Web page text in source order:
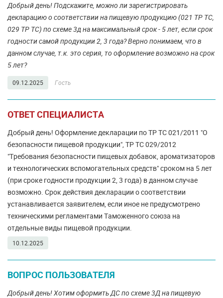
Добрый день! Подскажите, можно ли зарегистрировать
декларацию о соответствии на пищевую продукцию (021 ТР ТС,
029 ТР ТС) по схеме 3д на максимальный срок - 5 лет, если срок
годности самой продукции 2, 3 года? Верно понимаем, что в
данном случае, т.к. это серия, то оформление возможно на срок
5 лет?
09.12.2025 Гость
ОТВЕТ СПЕЦИАЛИСТА
Добрый день! Оформление декларации по ТР ТС 021/2011 "О
безопасности пищевой продукции", ТР ТС 029/2012
"Требования безопасности пищевых добавок, ароматизаторов
и технологических вспомогательных средств" сроком на 5 лет
(при сроке годности продукции 2, 3 года) в данном случае
возможно. Срок действия декларации о соответствии
устанавливается заявителем, если иное не предусмотрено
техническими регламентами Таможенного союза на
отдельные виды пищевой продукции.
10.12.2025
ВОПРОС ПОЛЬЗОВАТЕЛЯ
Добрый день! Хотим оформить ДС по схеме 3Д на пищевую